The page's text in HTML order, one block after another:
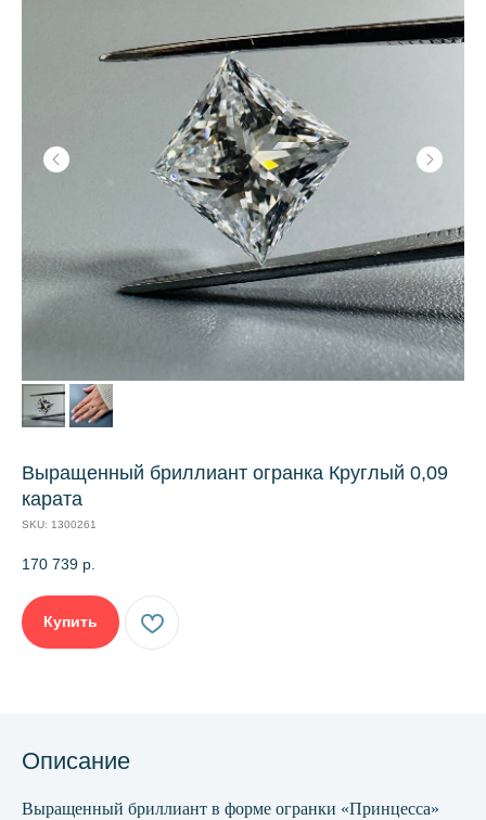
Выращенный бриллиант огранка Круглый 0,09
карата
SKU: 1300261
170 739 р.
Купить
Описание
Выращенный бриллиант в форме огранки «Принцесса»